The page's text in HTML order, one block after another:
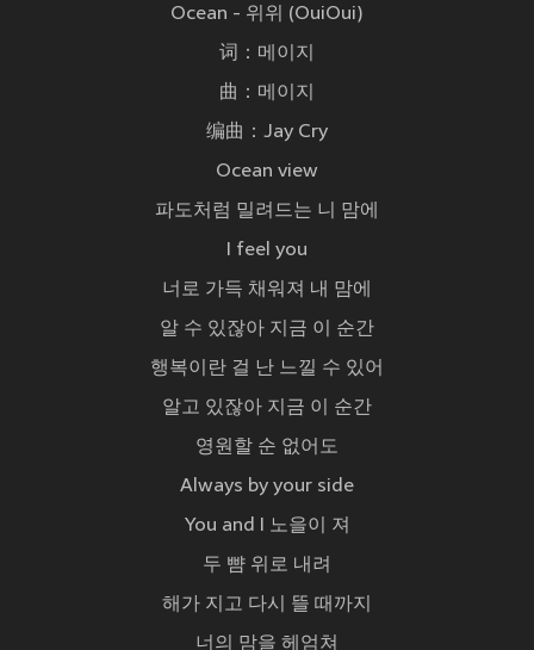
Ocean - 위위 (OuiOui)
词：메이지
曲：메이지
编曲：Jay Cry
Ocean view
파도처럼 밀려드는 니 맘에
I feel you
너로 가득 채워져 내 맘에
알 수 있잖아 지금 이 순간
행복이란 걸 난 느낄 수 있어
알고 있잖아 지금 이 순간
영원할 순 없어도
Always by your side
You and I 노을이 져
두 뺨 위로 내려
해가 지고 다시 뜰 때까지
너의 맘을 헤엄쳐